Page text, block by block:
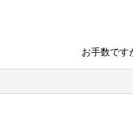
お手数です